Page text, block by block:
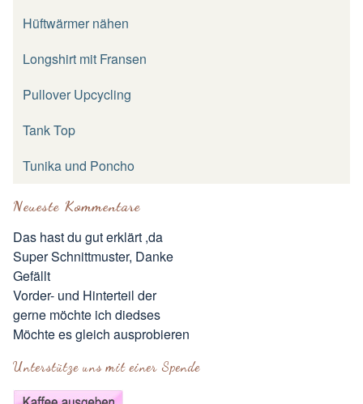
Hüftwärmer nähen
Longshirt mit Fransen
Pullover Upcycling
Tank Top
Tunika und Poncho
Neueste Kommentare
Das hast du gut erklärt ,da
Super Schnittmuster, Danke
Gefällt
Vorder- und Hinterteil der
gerne möchte ich diedses
Möchte es gleich ausprobieren
Unterstütze uns mit einer Spende